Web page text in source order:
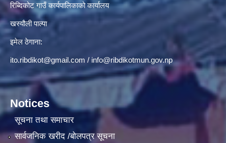
रिब्दिकोट गाउँ कार्यपालिकाको कार्यालय
खस्यौली पाल्पा
इमेल ठेगाना:
ito.ribdikot@gmail.com / info@ribdikotmun.gov.np
Notices
सूचना तथा समाचार
सार्वजनिक खरीद /बोलपत्र सूचना